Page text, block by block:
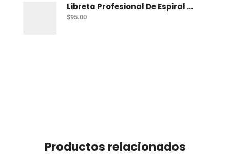
Libreta Profesional De Espiral Printaform Arcoiris Pastel 100 H Ry
$95.00
Productos relacionados